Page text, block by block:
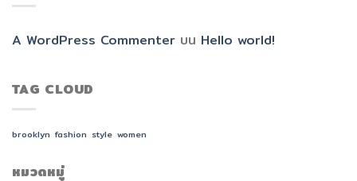
A WordPress Commenter บน Hello world!
TAG CLOUD
brooklyn fashion style women
หมวดหมู่